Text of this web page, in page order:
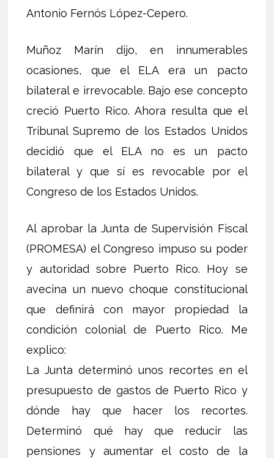
Antonio Fernós López-Cepero.
Muñoz Marín dijo, en innumerables
ocasiones, que el ELA era un pacto
bilateral e irrevocable. Bajo ese concepto
creció Puerto Rico. Ahora resulta que el
Tribunal Supremo de los Estados Unidos
decidió que el ELA no es un pacto
bilateral y que sí es revocable por el
Congreso de los Estados Unidos.
Al aprobar la Junta de Supervisión Fiscal
(PROMESA) el Congreso impuso su poder
y autoridad sobre Puerto Rico. Hoy se
avecina un nuevo choque constitucional
que definirá con mayor propiedad la
condición colonial de Puerto Rico. Me
explico:
La Junta determinó unos recortes en el
presupuesto de gastos de Puerto Rico y
dónde hay que hacer los recortes.
Determinó qué hay que reducir las
pensiones y aumentar el costo de la